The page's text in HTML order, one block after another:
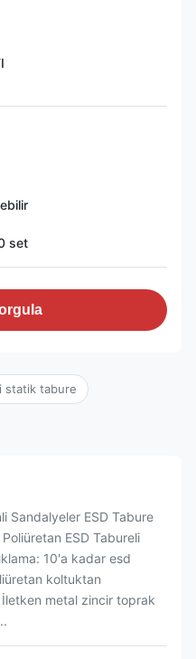
set
statik tabure
Sandalyeler ESD Tabure
ESD Tabureli
10'a kadar esd
koltuktan
İletken metal zincir toprak